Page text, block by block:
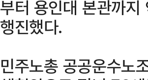
부터 용인대 본관까
행진했다.
민주노총 공공운수노